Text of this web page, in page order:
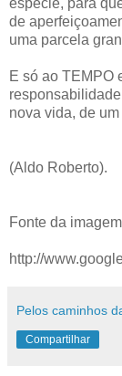
espécie, para
de
uma parcela
E só ao TEMPO
nova vida, de
(Aldo Roberto).
Fonte da
http://
Pelos caminhos
Compartilhar